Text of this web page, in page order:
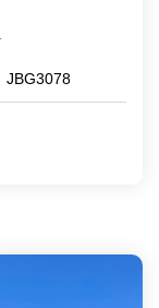
JBG3078